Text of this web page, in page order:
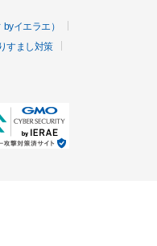
イエラエ）
すまし対策